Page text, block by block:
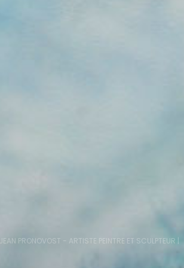
JEAN PRONOVOST - ARTISTE PEINTRE ET SCULPTEUR